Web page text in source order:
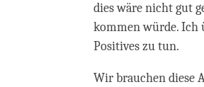
dies wäre nicht gut
kommen würde. Ich
Positives zu tun.
Wir brauchen diese